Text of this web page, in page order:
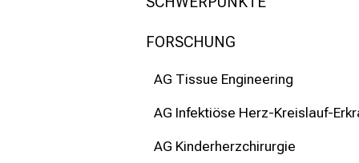
FORSCHUNG
AG Tissue Engineering
AG Infektiöse Herz-Kreislauf-
AG Kinderherzchirurgie